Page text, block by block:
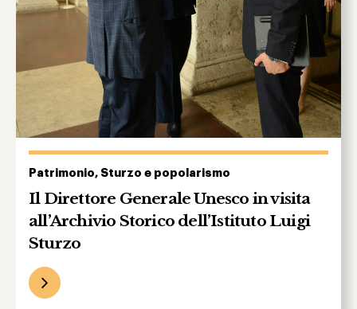
Patrimonio, Sturzo e popolarismo
Il Direttore Generale Unesco in visita
all’Archivio Storico dell’Istituto Luigi
Sturzo